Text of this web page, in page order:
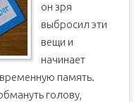
он зря
выбросил эти
вещи и
начинает
память.
голову,